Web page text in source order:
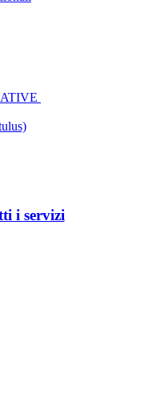
i servizi